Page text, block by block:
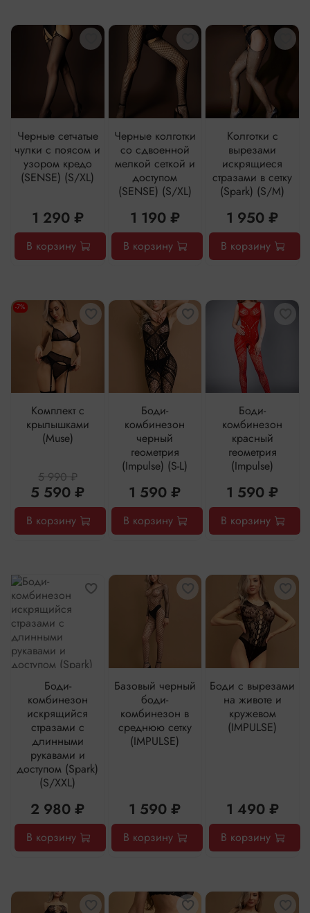
Черные сетчатые
чулки с поясом и
узором кредо
(SENSE) (S/XL)
1 290 ₽
В корзину
Черные колготки
со сдвоенной
мелкой сеткой и
доступом
(SENSE) (S/XL)
1 190 ₽
В корзину
Колготки с
вырезами
искрящиеся
стразами в сетку
(Spark) (S/M)
1 950 ₽
В корзину
-7%
Комплект с
крылышками
(Muse)
5 990 ₽
5 590 ₽
В корзину
Боди-
комбинезон
черный
геометрия
(Impulse) (S-L)
1 590 ₽
В корзину
Боди-
комбинезон
красный
геометрия
(Impulse)
1 590 ₽
В корзину
Боди-
комбинезон
искрящийся
стразами с
длинными
рукавами и
доступом (Spark)
(S/XXL)
2 980 ₽
В корзину
Базовый черный
боди-
комбинезон в
среднюю сетку
(IMPULSE)
1 590 ₽
В корзину
Боди с вырезами
на животе и
кружевом
(IMPULSE)
1 490 ₽
В корзину